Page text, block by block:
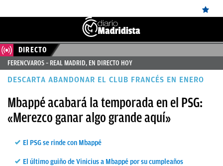
ÚLTIMAS
NOTICIAS
MADRID
BALONCESTO
CANTERA
FICHAJES
DIRECTO
FERENCVAROS – REAL MADRID, EN DIRECTO HOY
DESCARTA ABANDONAR EL CLUB FRANCÉS EN ENERO
Mbappé acabará la temporada en el PSG:
«Merezco ganar algo grande aquí»
El PSG se rinde con Mbappé
El último guiño de Vinicius a Mbappé por su cumpleaños
Sigue aOkDiarioen Google